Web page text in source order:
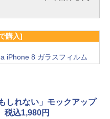
購入]
iPhone 8 ガラスフィルム
しれない」モックアップ
税込1,980円